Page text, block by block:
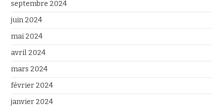
septembre 2024
juin 2024
mai 2024
avril 2024
mars 2024
février 2024
janvier 2024